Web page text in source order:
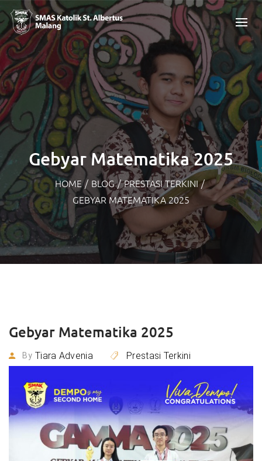
Gebyar Matematika 2025
HOME / BLOG / PRESTASI TERKINI /
GEBYAR MATEMATIKA 2025
Gebyar Matematika 2025
By Tiara Advenia Prestasi Terkini